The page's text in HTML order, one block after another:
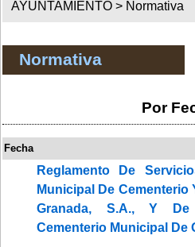
AYUNTAMIENTO > Normativa
Normativa
Por
Fecha
Reglamento De
Municipal De
Granada, S.A., Y De
Cementerio Municipal De